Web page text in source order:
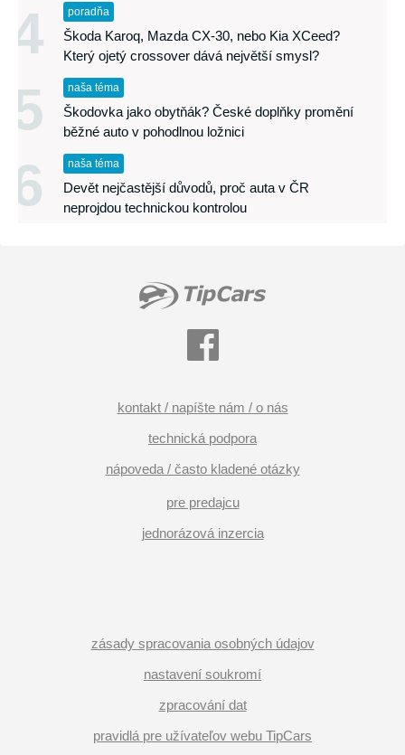
4 poradňa
Škoda Karoq, Mazda CX-30, nebo Kia XCeed?
Který ojetý crossover dává největší smysl?
5 naša téma
Škodovka jako obytňák? České doplňky promění
běžné auto v pohodlnou ložnici
6 naša téma
Devět nejčastější důvodů, proč auta v ČR
neprojdou technickou kontrolou
kontakt / napíšte nám / o nás
technická podpora
nápoveda / často kladené otázky
pre predajcu
jednorázová inzercia
zásady spracovania osobných údajov
nastavení soukromí
zpracování dat
pravidlá pre užívateľov webu TipCars